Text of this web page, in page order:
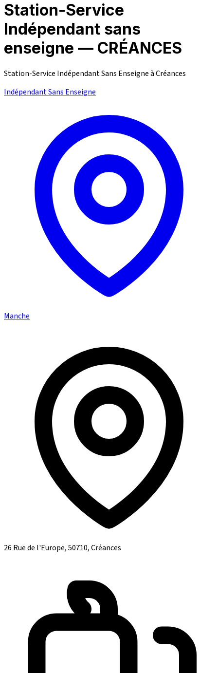
Station-Service
Indépendant sans
enseigne — CRÉANCES
Station-Service Indépendant Sans Enseigne à Créances
Indépendant Sans Enseigne
Manche
26 Rue de l'Europe, 50710, Créances